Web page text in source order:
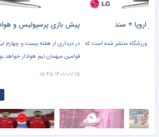
قوامین میهمان تیم هوادار خواهد بود.